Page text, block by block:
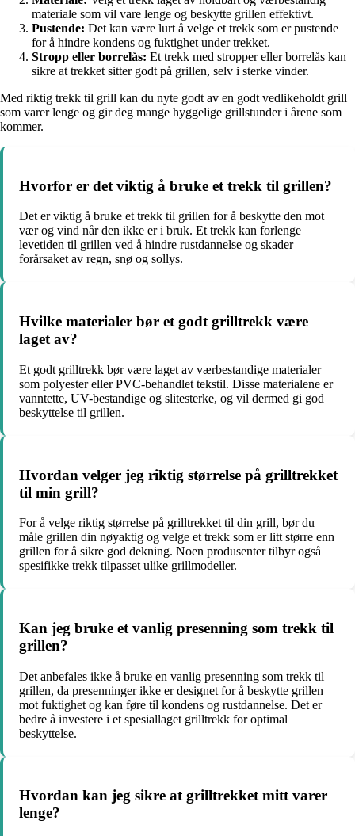
materiale som vil vare lenge og beskytte grillen effektivt.
Pustende: Det kan være lurt å velge et trekk som er pustende
for å hindre kondens og fuktighet under trekket.
Stropp eller borrelås: Et trekk med stropper eller borrelås kan
sikre at trekket sitter godt på grillen, selv i sterke vinder.
Med riktig trekk til grill kan du nyte godt av en godt vedlikeholdt grill
som varer lenge og gir deg mange hyggelige grillstunder i årene som
kommer.
Hvorfor er det viktig å bruke et trekk til grillen?
Det er viktig å bruke et trekk til grillen for å beskytte den mot
vær og vind når den ikke er i bruk. Et trekk kan forlenge
levetiden til grillen ved å hindre rustdannelse og skader
forårsaket av regn, snø og sollys.
Hvilke materialer bør et godt grilltrekk være
laget av?
Et godt grilltrekk bør være laget av værbestandige materialer
som polyester eller PVC-behandlet tekstil. Disse materialene er
vanntette, UV-bestandige og slitesterke, og vil dermed gi god
beskyttelse til grillen.
Hvordan velger jeg riktig størrelse på grilltrekket
til min grill?
For å velge riktig størrelse på grilltrekket til din grill, bør du
måle grillen din nøyaktig og velge et trekk som er litt større enn
grillen for å sikre god dekning. Noen produsenter tilbyr også
spesifikke trekk tilpasset ulike grillmodeller.
Kan jeg bruke et vanlig presenning som trekk til
grillen?
Det anbefales ikke å bruke en vanlig presenning som trekk til
grillen, da presenninger ikke er designet for å beskytte grillen
mot fuktighet og kan føre til kondens og rustdannelse. Det er
bedre å investere i et spesiallaget grilltrekk for optimal
beskyttelse.
Hvordan kan jeg sikre at grilltrekket mitt varer
lenge?